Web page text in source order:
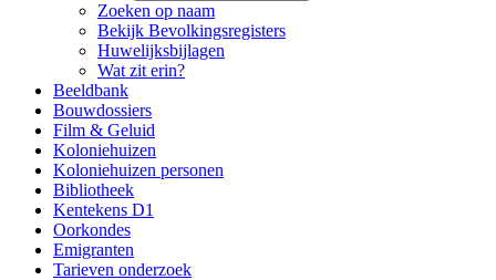
Zoeken op naam
Bekijk Bevolkingsregisters
Huwelijksbijlagen
Wat zit erin?
Beeldbank
Bouwdossiers
Film & Geluid
Koloniehuizen
Koloniehuizen personen
Bibliotheek
Kentekens D1
Oorkondes
Emigranten
Tarieven onderzoek